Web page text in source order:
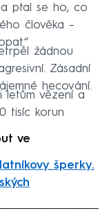
a ptal se ho, co
člověka –
žádnou
Zásadní
hecování.
letům vězení a
tisíc korun
ve
šperky.